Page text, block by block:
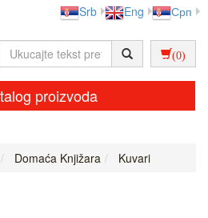
Srb Eng Срп
(0)
proizvoda
Domaća Knjižara Kuvari